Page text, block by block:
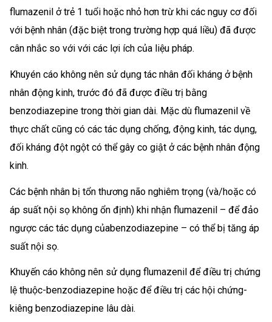
flumazenil ở trẻ 1 tuổi hoặc nhỏ hơn trừ khi các nguy cơ đối
với bệnh nhân (đặc biệt trong trường hợp quá liều) đã được
cân nhắc so với với các lợi ích của liệu pháp.
Khuyén cáo không nên sử dụng tác nhân đối kháng ở bệnh
nhân động kinh, trước đó đã được điều trị bằng
benzodiazepine trong thời gian dài. Mặc dù flumazenil về
thực chất cũng có các tác dụng chống, động kinh, tác dụng,
đối kháng đột ngột có thể gây co giật ở các bệnh nhân động
kinh.
Các bệnh nhân bị tổn thương não nghiêm trọng (và/hoặc có
áp suất nội sọ không ổn định) khi nhận flumazenil – để đảo
ngược các tác dụng củabenzodiazepine – có thể bị tăng áp
suất nội sọ.
Khuyến cáo không nên sử dụng flumazenil để điều trị chứng
lệ thuộc-benzodiazepine hoặc để điều trị các hội chứng-
kiêng benzodiazepine lâu dài.